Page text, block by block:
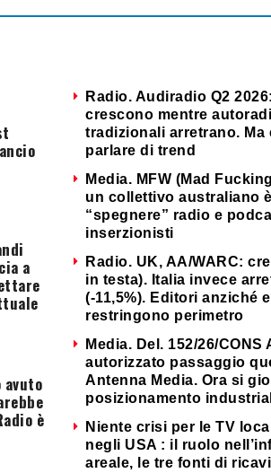
a
avuto
è
Radio. Audiradio Q2
crescono mentre
tradizionali arretrano. Ma
parlare di trend
Media. MFW (Mad
un collettivo australiano
“spegnere” radio e
inserzionisti
Radio. UK, AA/WARC:
in testa). Italia invece
(-11,5%). Editori anziché
restringono perimetro
Media. Del. 152/26/CONS
autorizzato passaggio
Antenna Media. Ora si
posizionamento
Niente crisi per le TV
negli USA : il ruolo
areale, le tre fonti di